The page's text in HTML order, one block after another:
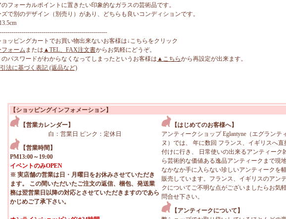
フォーカルポイントに置きたい印象的なガラスの芸術品です。
ズで別のデザイン（別売り）があり、どちらも良いコンディションです。
ョッピングカートでお買い物出来ないお客様は↓こちらをクリック
ォーム または ▲TEL、FAX注文書からお気軽にどうぞ。
のパスワードがわからなくなってしまったというお客様は ▲こちらから再設定が出来ます。
法に基づく表記 (返品など)
【ショッピングインフォメーション】
【営業カレンダー】
白：営業日 ピンク：定休日
【営業時間】
PM13:00～19:00
イベントのみOPEN
※ 実店舗の営業は日・月曜日をお休みさせていただき
ます。 この間いただいたご注文の返信、梱包、発送業
務は翌営業日以降の対応とさせていただきますのであら
かじめご了承下さい。
【はじめてのお客様へ】
アンティークショップ Eglantyne（エグランテ
ヌ）では、 年に数回 フランス、イギリスへ直
付けに行き、 日常使いの出来るアンティーク
ら芸術的な価値ある逸品アンティークまで現
なかなか手に入らない珍しいアンティークを
販売しています。フランス、イギリスのアン
クについてご不明な点がございましたらお気
問合せ下さい。
【アンティークについて】